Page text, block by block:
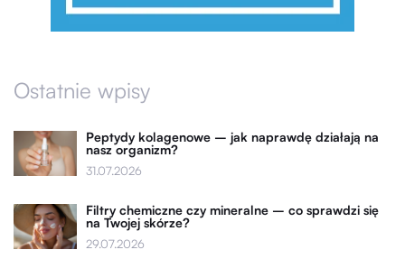
Ostatnie wpisy
Peptydy kolagenowe – jak naprawdę działają na
nasz organizm?
31.07.2026
Filtry chemiczne czy mineralne – co sprawdzi się
na Twojej skórze?
29.07.2026